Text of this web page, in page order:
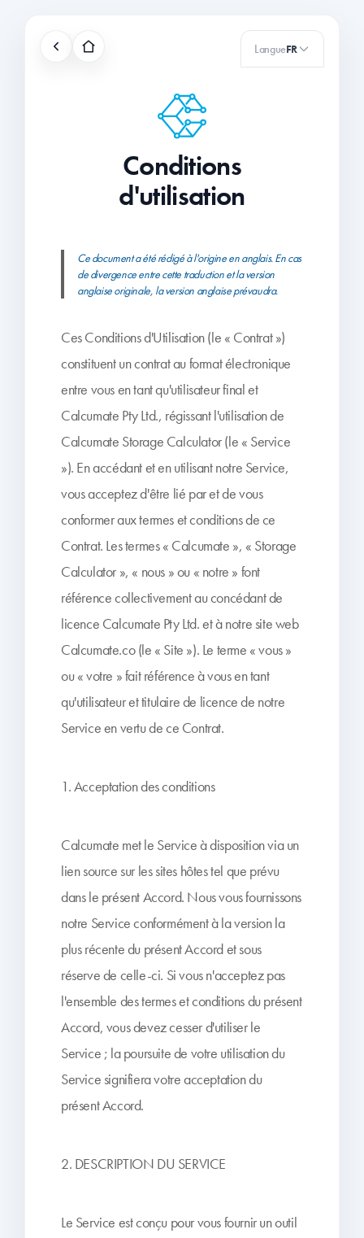
LangueFR
Conditions
d'utilisation
Ce document a été rédigé à l'origine en anglais. En cas
de divergence entre cette traduction et la version
anglaise originale, la version anglaise prévaudra.
Ces Conditions d'Utilisation (le « Contrat »)
constituent un contrat au format électronique
entre vous en tant qu'utilisateur final et
Calcumate Pty Ltd., régissant l'utilisation de
Calcumate Storage Calculator (le « Service
»). En accédant et en utilisant notre Service,
vous acceptez d'être lié par et de vous
conformer aux termes et conditions de ce
Contrat. Les termes « Calcumate », « Storage
Calculator », « nous » ou « notre » font
référence collectivement au concédant de
licence Calcumate Pty Ltd. et à notre site web
Calcumate.co (le « Site »). Le terme « vous »
ou « votre » fait référence à vous en tant
qu'utilisateur et titulaire de licence de notre
Service en vertu de ce Contrat.
1. Acceptation des conditions
Calcumate met le Service à disposition via un
lien source sur les sites hôtes tel que prévu
dans le présent Accord. Nous vous fournissons
notre Service conformément à la version la
plus récente du présent Accord et sous
réserve de celle-ci. Si vous n'acceptez pas
l'ensemble des termes et conditions du présent
Accord, vous devez cesser d'utiliser le
Service ; la poursuite de votre utilisation du
Service signifiera votre acceptation du
présent Accord.
2. DESCRIPTION DU SERVICE
Le Service est conçu pour vous fournir un outil